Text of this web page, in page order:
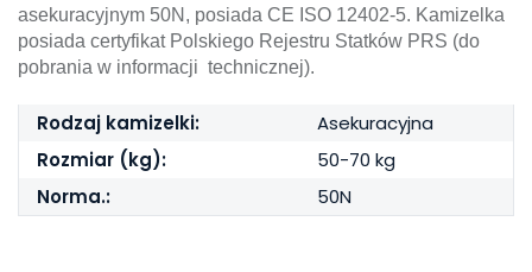
asekuracyjnym 50N, posiada CE ISO 12402-5. Kamizelka
posiada certyfikat Polskiego Rejestru Statków PRS (do
pobrania w informacji technicznej).
Rodzaj kamizelki:
Asekuracyjna
Rozmiar (kg):
50-70 kg
Norma.:
50N